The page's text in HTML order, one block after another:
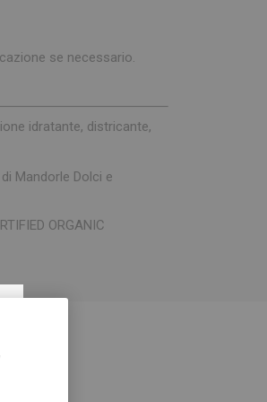
se necessario.
idratante, districante,
Mandorle Dolci e
ORGANIC